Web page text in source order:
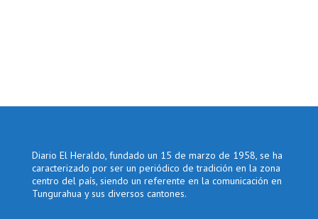
Diario El Heraldo, fundado un 15 de marzo de 1958, se ha
caracterizado por ser un periódico de tradición en la zona
centro del país, siendo un referente en la comunicación en
Tungurahua y sus diversos cantones.